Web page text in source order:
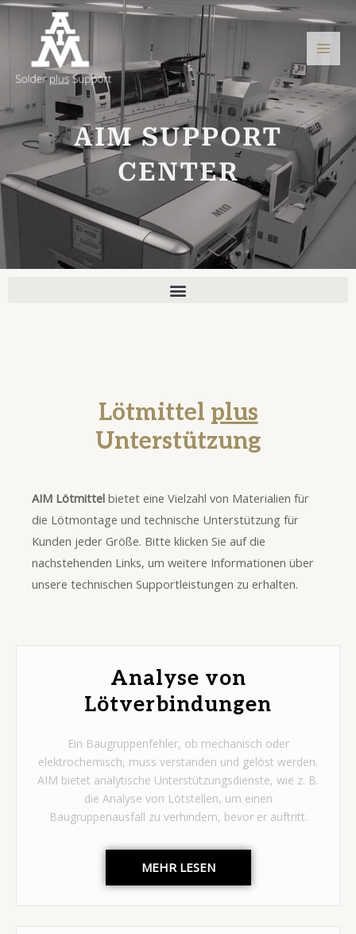
Zum
springen
AIM SUPPORT
CENTER
Lötmittel plus
Unterstützung
AIM Lötmittel bietet eine Vielzahl von Materialien für
die Lötmontage und technische Unterstützung für
Kunden jeder Größe. Bitte klicken Sie auf die
nachstehenden Links, um weitere Informationen über
unsere technischen Supportleistungen zu erhalten.
Analyse von
Lötverbindungen
Ein Baugruppenfehler, ob mechanisch oder
elektrochemisch, muss verstanden und gelöst werden.
AIM bietet analytische Unterstützungsdienste, wie z. B.
die Analyse von Lötstellen, um einen
Baugruppenausfall zu verhindern, bevor er auftritt.
MEHR LESEN